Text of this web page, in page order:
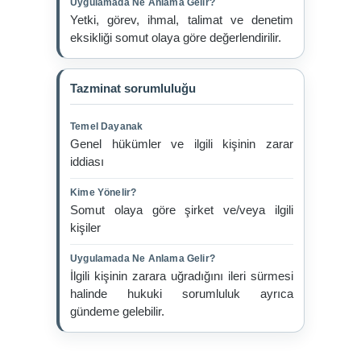
Uygulamada Ne Anlama Gelir?
Yetki, görev, ihmal, talimat ve denetim
eksikliği somut olaya göre değerlendirilir.
Tazminat sorumluluğu
Temel Dayanak
Genel hükümler ve ilgili kişinin zarar
iddiası
Kime Yönelir?
Somut olaya göre şirket ve/veya ilgili
kişiler
Uygulamada Ne Anlama Gelir?
İlgili kişinin zarara uğradığını ileri sürmesi
halinde hukuki sorumluluk ayrıca
gündeme gelebilir.